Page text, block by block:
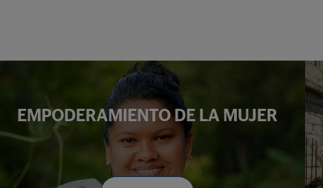
EMPODERAMIENTO DE LA MUJER